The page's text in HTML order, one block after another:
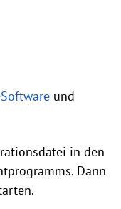
und
in den
Dann